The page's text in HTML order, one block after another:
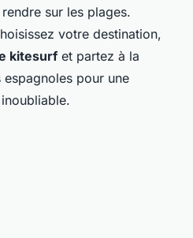
sur les plages.
votre destination,
kitesurfet partez à la
pour une